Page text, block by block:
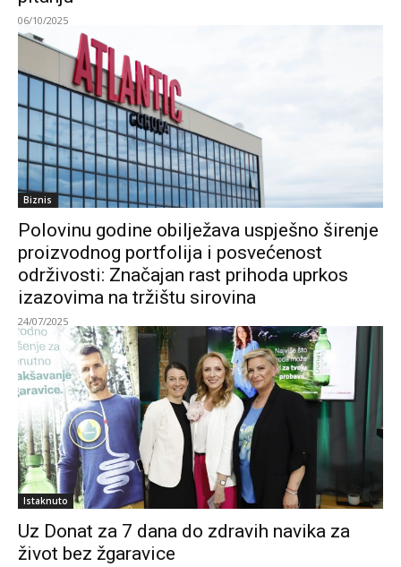
06/10/2025
Biznis
Polovinu godine obilježava uspješno širenje
proizvodnog portfolija i posvećenost
održivosti: Značajan rast prihoda uprkos
izazovima na tržištu sirovina
24/07/2025
Istaknuto
Uz Donat za 7 dana do zdravih navika za
život bez žgaravice